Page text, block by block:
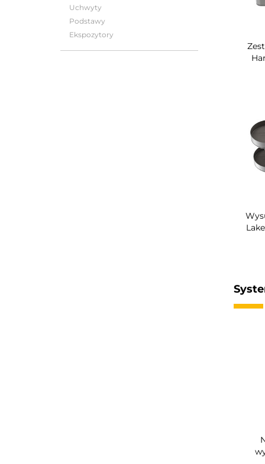
Uchwyty
Podstawy
Ekspozytory